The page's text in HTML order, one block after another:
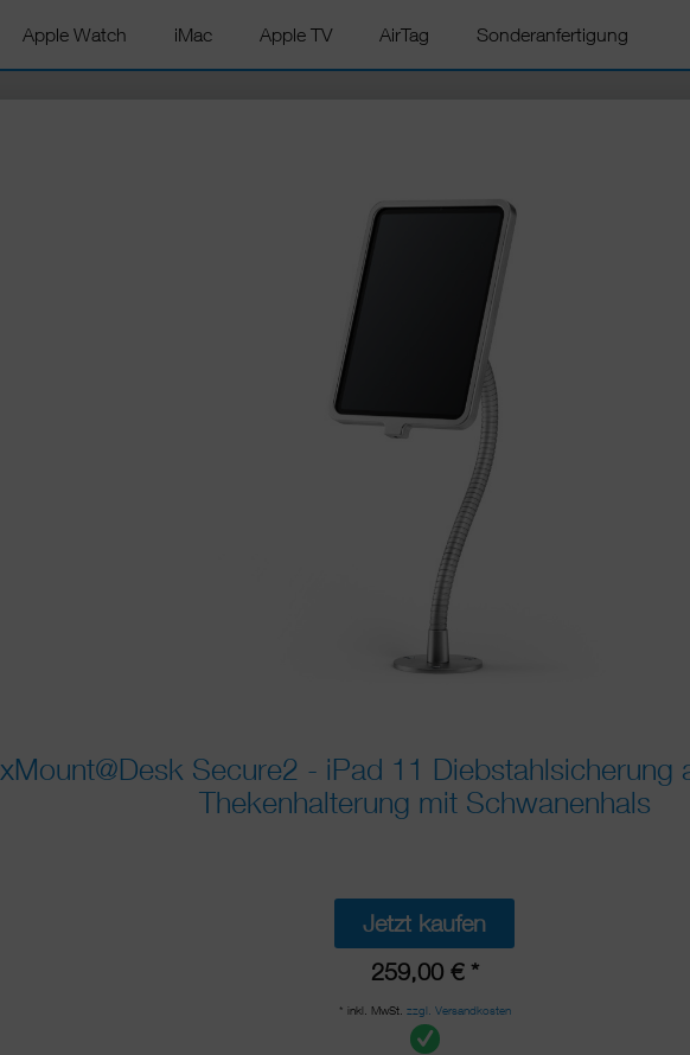
Apple Watch iMac Apple TV AirTag Sonderanfertigung
xMount@Desk Secure2 - iPad 11 Diebstahlsicherung
Thekenhalterung mit Schwanenhals
Jetzt kaufen
259,00 € *
* inkl. MwSt. zzgl. Versandkosten